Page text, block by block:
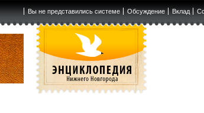
Вы не представились системе Обсуждение Вклад